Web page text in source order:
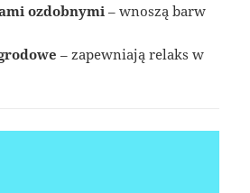
ozdobnymi – wnoszą barw
– zapewniają relaks w